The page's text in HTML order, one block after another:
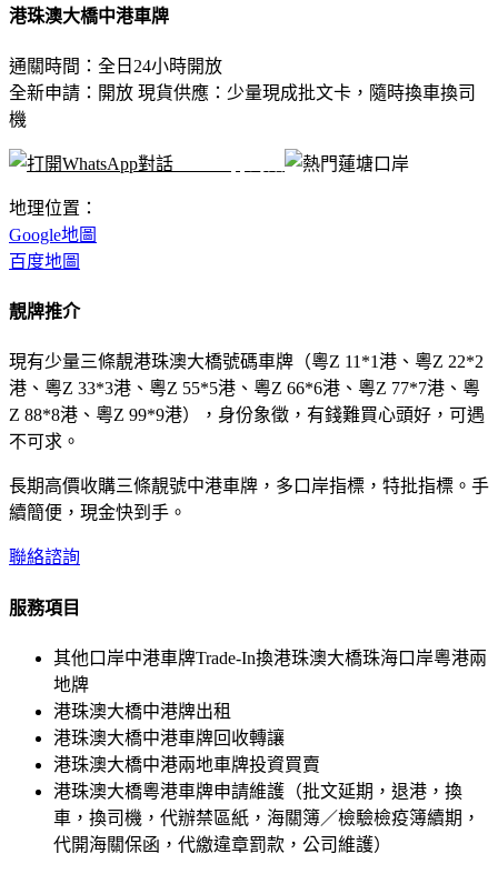
港珠澳大橋中港車牌
通關時間：全日24小時開放
全新申請：開放 現貨供應：少量現成批文卡，隨時換車換司
機
地理位置：
Google地圖
百度地圖
靚牌推介
現有少量三條靚港珠澳大橋號碼車牌（粵Z 11*1港、粵Z 22*2
港、粵Z 33*3港、粵Z 55*5港、粵Z 66*6港、粵Z 77*7港、粵
Z 88*8港、粵Z 99*9港），身份象徵，有錢難買心頭好，可遇
不可求。
長期高價收購三條靚號中港車牌，多口岸指標，特批指標。手
續簡便，現金快到手。
聯絡諮詢
服務項目
其他口岸中港車牌Trade-In換港珠澳大橋珠海口岸粵港兩
地牌
港珠澳大橋中港牌出租
港珠澳大橋中港車牌回收轉讓
港珠澳大橋中港兩地車牌投資買賣
港珠澳大橋粵港車牌申請維護（批文延期，退港，換
車，換司機，代辦禁區紙，海關簿／檢驗檢疫簿續期，
代開海關保函，代繳違章罰款，公司維護）